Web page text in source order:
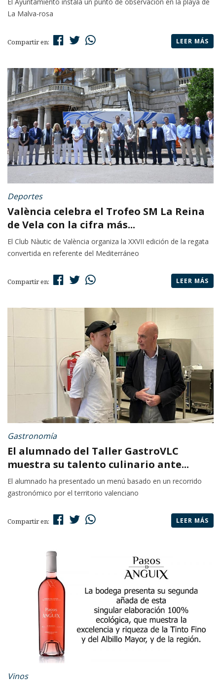
El Ayuntamiento instala un punto de observación en la playa de
La Malva-rosa
Compartir en: LEER MÁS
Deportes
València celebra el Trofeo SM La Reina
de Vela con la cifra más...
El Club Nàutic de València organiza la XXVII edición de la regata
convertida en referente del Mediterráneo
Compartir en: LEER MÁS
Gastronomía
El alumnado del Taller GastroVLC
muestra su talento culinario ante...
El alumnado ha presentado un menú basado en un recorrido
gastronómico por el territorio valenciano
Compartir en: LEER MÁS
Vinos